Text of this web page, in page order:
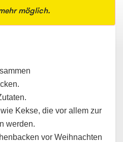
möglich.
Kekse, die vor allem zur
werden.
vor Weihnachten